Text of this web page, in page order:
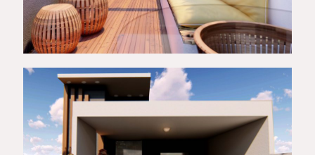
RESIDENCIAL ZARA
FELTRIN